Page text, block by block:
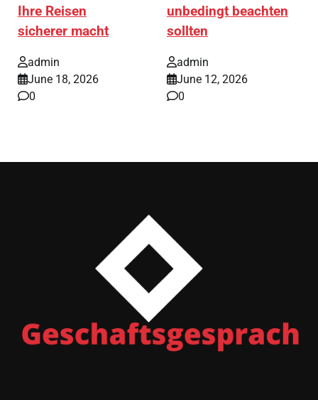
Ihre Reisen
sicherer macht
admin
June 18, 2026
0
unbedingt beachten
sollten
admin
June 12, 2026
0